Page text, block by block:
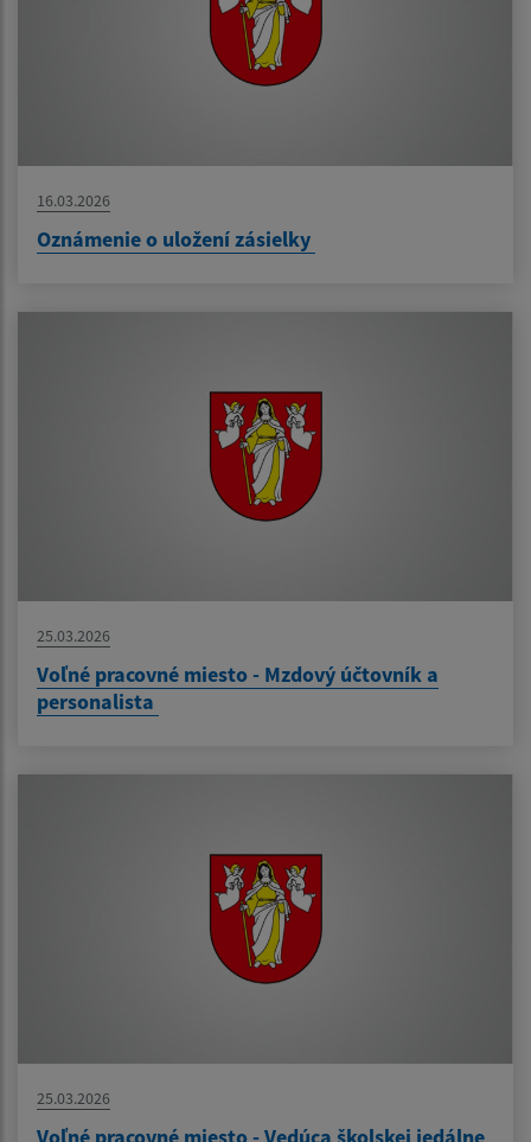
16.03.2026
Oznámenie o uložení zásielky
25.03.2026
Voľné pracovné miesto - Mzdový účtovník a
personalista
25.03.2026
Voľné pracovné miesto - Vedúca školskej jedálne